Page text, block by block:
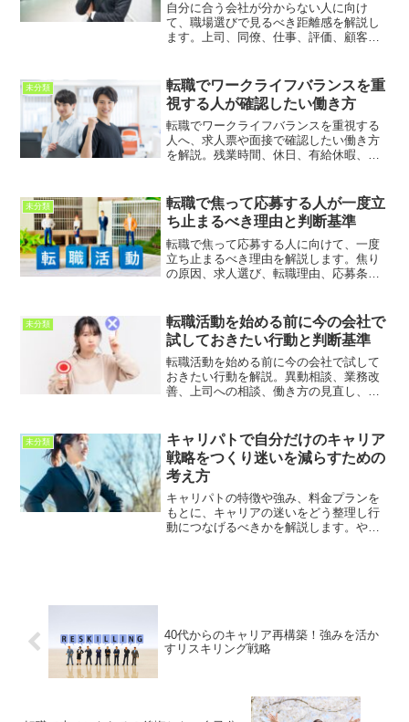
自分に合う会社が分からない人に向け
て、職場選びで見るべき距離感を解説し
ます。上司、同僚、仕事、評価、顧客、
方を紹介します。
未分類
転職でワークライフバランスを重
視する人が確認したい働き方
転職でワークライフバランスを重視する
人へ、求人票や面接で確認したい働き方
を解説。残業時間、休日、有給休暇、在
介します。
未分類
転職で焦って応募する人が一度立
ち止まるべき理由と判断基準
転職で焦って応募する人に向けて、一度
立ち止まるべき理由を解説します。焦り
の原因、求人選び、転職理由、応募条
え方を紹介します。
未分類
転職活動を始める前に今の会社で
試しておきたい行動と判断基準
転職活動を始める前に今の会社で試して
おきたい行動を解説。異動相談、業務改
善、上司への相談、働き方の見直し、ス
未分類
キャリパトで自分だけのキャリア
戦略をつくり迷いを減らすための
考え方
キャリパトの特徴や強み、料金プランを
もとに、キャリアの迷いをどう整理し行
動につなげるべきかを解説します。やり
40代からのキャリア再構築！強みを活か
すリスキリング戦略